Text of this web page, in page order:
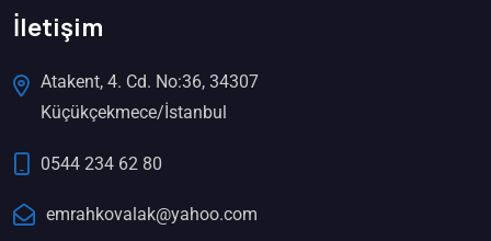
İletişim
Atakent, 4. Cd. No:36, 34307
Küçükçekmece/İstanbul
0544 234 62 80
emrahkovalak@yahoo.com